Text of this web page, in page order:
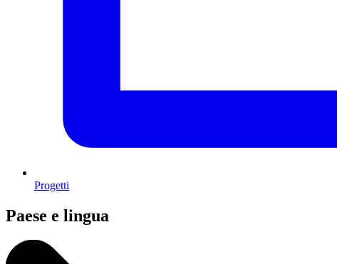
Progetti
Paese e lingua